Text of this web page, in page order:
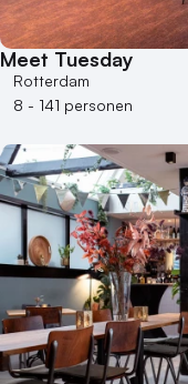
Vraag
Locatiegids
Meld locatie
Nieuws
Reviews
Contact
Meet Tuesday
Rotterdam
8 - 141 personen